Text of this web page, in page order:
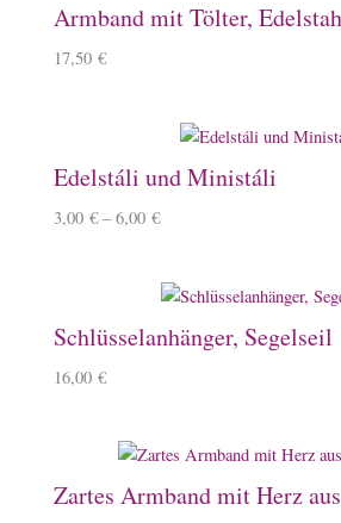
Armband mit Tölter,
17,50 €
Edelstáli und Ministáli
3,00 € –6,00 €
Schlüsselanhänger, Segelseil
16,00 €
Zartes Armband mit Herz